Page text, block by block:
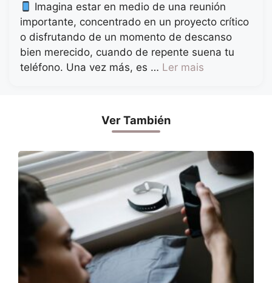
Imagina estar en medio de una reunión
importante, concentrado en un proyecto crítico
o disfrutando de un momento de descanso
bien merecido, cuando de repente suena tu
teléfono. Una vez más, es … Ler mais
Ver También